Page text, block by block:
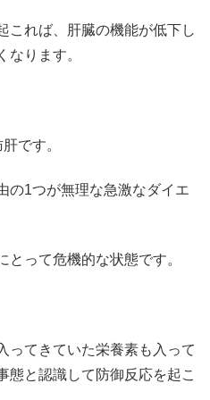
これば、肝臓の機能が低下し
なります。
です。
の1つが無理な急激なダイエ
って危機的な状態です。
ってきていた栄養素も入って
態と認識して防御反応を起こ